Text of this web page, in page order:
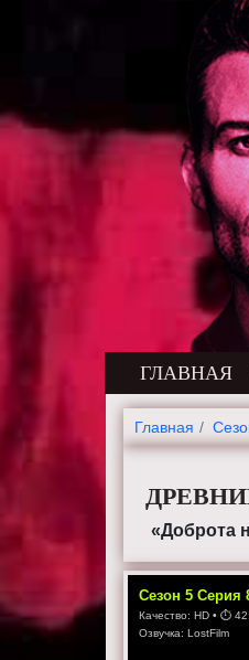
ГЛАВНАЯ
Главная
«Доброта
Сезон5 Серия
Качество:HD • ⏱
Озвучка:LostFilm